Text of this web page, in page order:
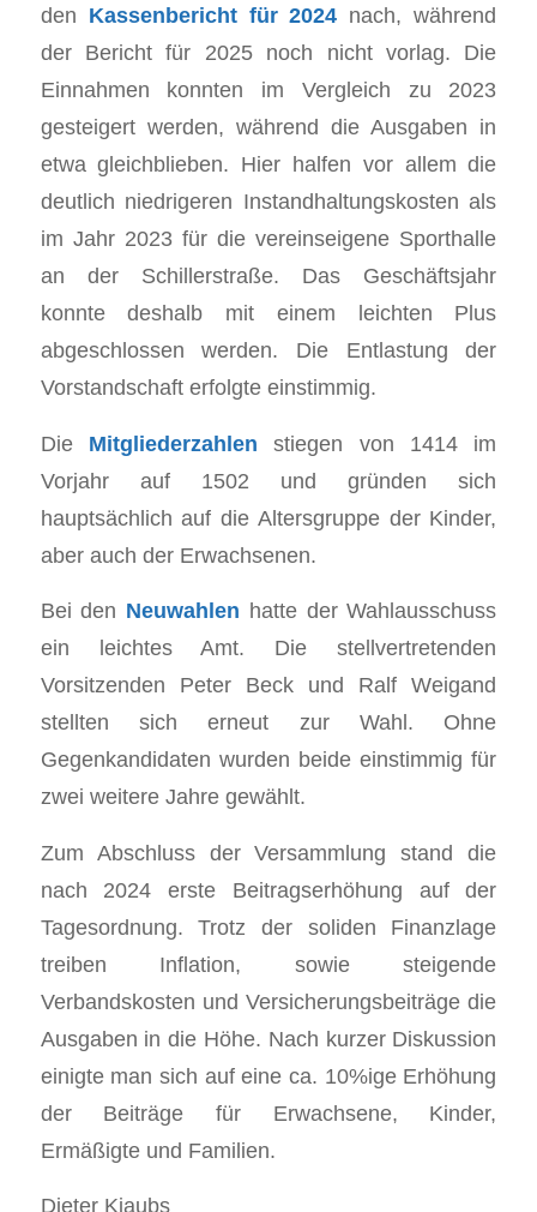
den Kassenbericht für 2024 nach, während
der Bericht für 2025 noch nicht vorlag. Die
Einnahmen konnten im Vergleich zu 2023
gesteigert werden, während die Ausgaben in
etwa gleichblieben. Hier halfen vor allem die
deutlich niedrigeren Instandhaltungskosten als
im Jahr 2023 für die vereinseigene Sporthalle
an der Schillerstraße. Das Geschäftsjahr
konnte deshalb mit einem leichten Plus
abgeschlossen werden. Die Entlastung der
Vorstandschaft erfolgte einstimmig.
Die Mitgliederzahlen stiegen von 1414 im
Vorjahr auf 1502 und gründen sich
hauptsächlich auf die Altersgruppe der Kinder,
aber auch der Erwachsenen.
Bei den Neuwahlen hatte der Wahlausschuss
ein leichtes Amt. Die stellvertretenden
Vorsitzenden Peter Beck und Ralf Weigand
stellten sich erneut zur Wahl. Ohne
Gegenkandidaten wurden beide einstimmig für
zwei weitere Jahre gewählt.
Zum Abschluss der Versammlung stand die
nach 2024 erste Beitragserhöhung auf der
Tagesordnung. Trotz der soliden Finanzlage
treiben Inflation, sowie steigende
Verbandskosten und Versicherungsbeiträge die
Ausgaben in die Höhe. Nach kurzer Diskussion
einigte man sich auf eine ca. 10%ige Erhöhung
der Beiträge für Erwachsene, Kinder,
Ermäßigte und Familien.
Dieter Kiaubs